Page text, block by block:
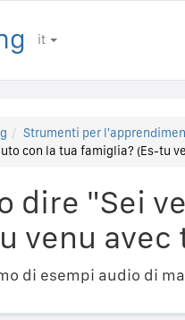
it
Strumenti per
con la tua famiglia? (Es-tu
dire "Sei
venu avec
di esempi audio di